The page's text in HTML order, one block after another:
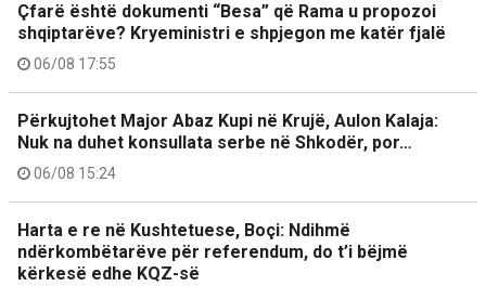
Çfarë është dokumenti “Besa” që Rama u propozoi
shqiptarëve? Kryeministri e shpjegon me katër fjalë
06/08 17:55
Përkujtohet Major Abaz Kupi në Krujë, Aulon Kalaja:
Nuk na duhet konsullata serbe në Shkodër, por…
06/08 15:24
Harta e re në Kushtetuese, Boçi: Ndihmë
ndërkombëtarëve për referendum, do t’i bëjmë
kërkesë edhe KQZ-së